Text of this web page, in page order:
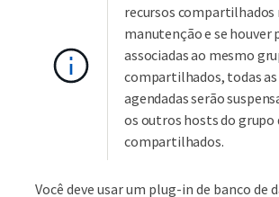
recursos compartilhados
manutenção e se houver
associadas ao mesmo
compartilhados, todas
agendadas serão
os outros hosts do grupo
compartilhados.
Você deve usar um plug-in de banco de